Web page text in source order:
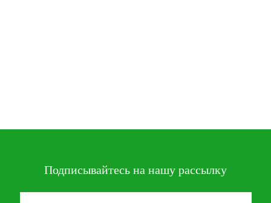
Подписывайтесь на нашу рассылку